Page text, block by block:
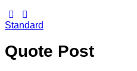
Standard
Quote Post